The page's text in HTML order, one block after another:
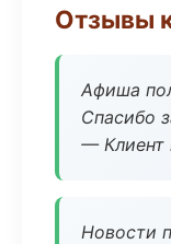
Отзывы
Афиша
Спасибо
— Клиент
Новости